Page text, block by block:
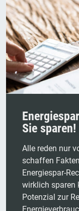
Sie sparen!
Alle reden nur
schaffen
Energiespar-
wirklich sparen
Potenzial zur